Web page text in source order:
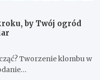
by Twój ogród
Tworzenie klombu w